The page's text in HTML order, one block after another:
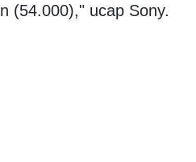
(54.000)," ucap Sony.